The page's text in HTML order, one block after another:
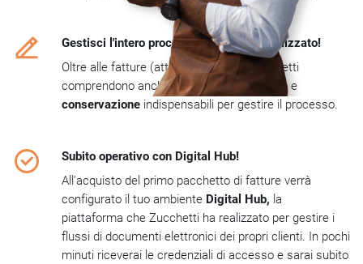
Gestisci l'intero processo in modo centralizzato!
Oltre alle fatture (attive e passive) i pacchetti
comprendono anche i servizifirma digitalee
conservazione indispensabili per gestire il processo.
Subito operativo con Digital Hub!
All’acquisto del primo pacchetto di fatture verrà
configurato il tuo ambiente Digital Hub, la
piattaforma che Zucchetti ha realizzato per gestire i
flussi di documenti elettronici dei propri clienti. In pochi
minuti riceverai le credenziali di accesso e sarai subito